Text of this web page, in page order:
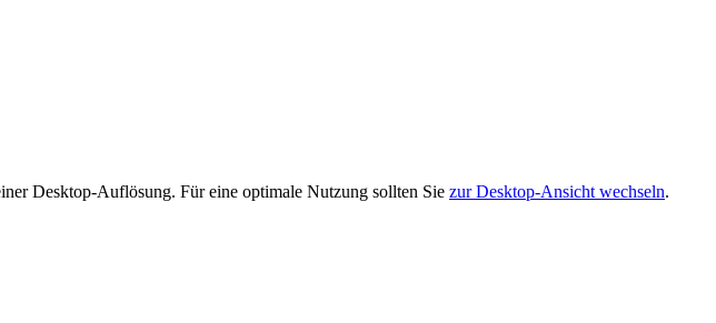
Desktop-Auflösung. Für eine optimale Nutzung sollten Sie zur Desktop-Ansicht wechseln.